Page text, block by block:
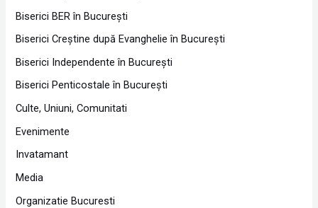
Biserici BER în Bucureşti
Biserici Creştine după Evanghelie în Bucureşti
Biserici Independente în Bucureşti
Biserici Penticostale în Bucureşti
Culte, Uniuni, Comunitati
Evenimente
Invatamant
Media
Organizatie Bucuresti